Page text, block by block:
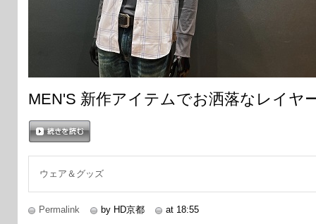
MEN'S 新作アイテムでお洒落なレイヤ
ウェア＆グッズ
Permalink by HD京都 at 18:55